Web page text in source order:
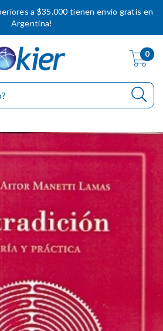
a $35.000 tienen envío gratis en
Argentina!
0